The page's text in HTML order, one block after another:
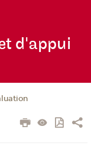
d'appui